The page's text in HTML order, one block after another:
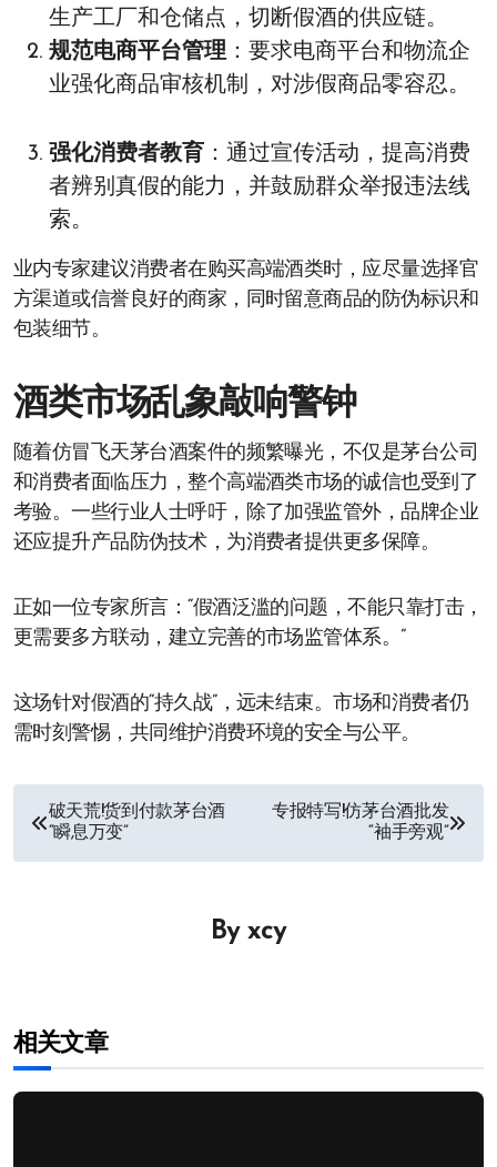
生产工厂和仓储点，切断假酒的供应链。
规范电商平台管理 ：要求电商平台和物流企
业强化商品审核机制，对涉假商品零容忍。
强化消费者教育 ：通过宣传活动，提高消费
者辨别真假的能力，并鼓励群众举报违法线
索。
业内专家建议消费者在购买高端酒类时，应尽量选择官
方渠道或信誉良好的商家，同时留意商品的防伪标识和
包装细节。
酒类市场乱象敲响警钟
随着仿冒飞天茅台酒案件的频繁曝光，不仅是茅台公司
和消费者面临压力，整个高端酒类市场的诚信也受到了
考验。一些行业人士呼吁，除了加强监管外，品牌企业
还应提升产品防伪技术，为消费者提供更多保障。
正如一位专家所言：“假酒泛滥的问题，不能只靠打击，
更需要多方联动，建立完善的市场监管体系。”
这场针对假酒的“持久战”，远未结束。市场和消费者仍
需时刻警惕，共同维护消费环境的安全与公平。
文
章
破天荒!货到付款茅台酒
“瞬息万变”
专报特写!仿茅台酒批发
“袖手旁观”
By xcy
相关文章